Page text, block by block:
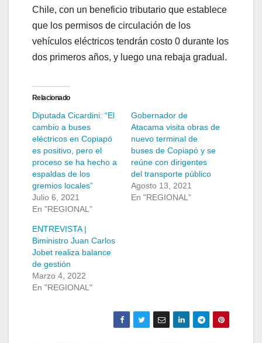
Chile, con un beneficio tributario que establece
que los permisos de circulación de los
vehículos eléctricos tendrán costo 0 durante los
dos primeros años, y luego una rebaja gradual.
Relacionado
Diputada Cicardini: “El
cambio a buses
eléctricos en Copiapó
es positivo, pero el
proceso se ha hecho a
espaldas de los
gremios locales”
Julio 6, 2021
En "REGIONAL"
Gobernador de
Atacama visita obras de
nuevo terminal de
buses de Copiapó y se
reúne con dirigentes
del transporte público
Agosto 13, 2021
En "REGIONAL"
ENTREVISTA |
Biministro Juan Carlos
Jobet realiza balance
de gestión
Marzo 4, 2022
En "REGIONAL"